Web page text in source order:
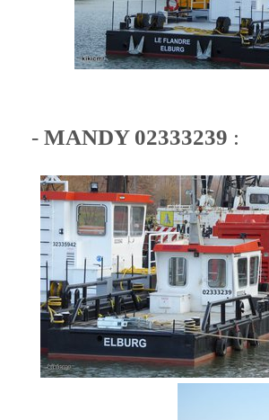
- MANDY 02333239 :